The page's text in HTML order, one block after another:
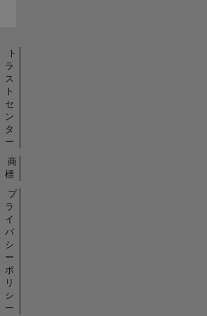
ト
ラ
ス
ト
セ
ン
タ
ー
商
標
プ
ラ
イ
バ
シ
ー
ポ
リ
シ
ー